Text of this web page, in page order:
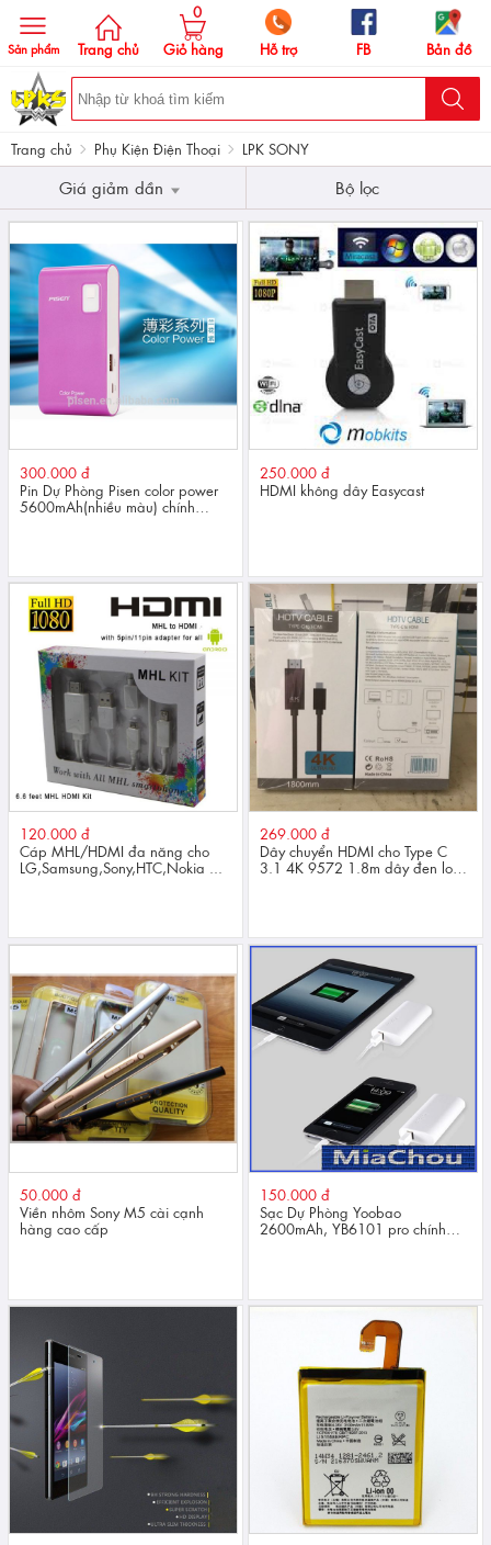
Sản phẩm Trang chủ Giỏ hàng
0
Hỗ trợ
FB Bản đồ
Trang chủ Phụ Kiện Điện Thoại LPK SONY
Giá giảm dần Bộ lọc
300.000 đ
Pin Dự Phòng Pisen color power
5600mAh(nhiều màu) chính
250.000 đ
HDMI không dây Easycast
120.000 đ
Cáp MHL/HDMI đa năng cho
LG,Samsung,Sony,HTC,Nokia ...
269.000 đ
Dây chuyển HDMI cho Type C
3.1 4K 9572 1.8m dây đen loại
50.000 đ
Viền nhôm Sony M5 cài cạnh
hàng cao cấp
150.000 đ
Sạc Dự Phòng Yoobao
2600mAh, YB6101 pro chính